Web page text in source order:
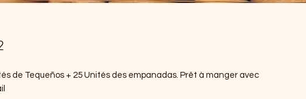
Tequeños + 25 Unités des empanadas. Prêt à manger avec